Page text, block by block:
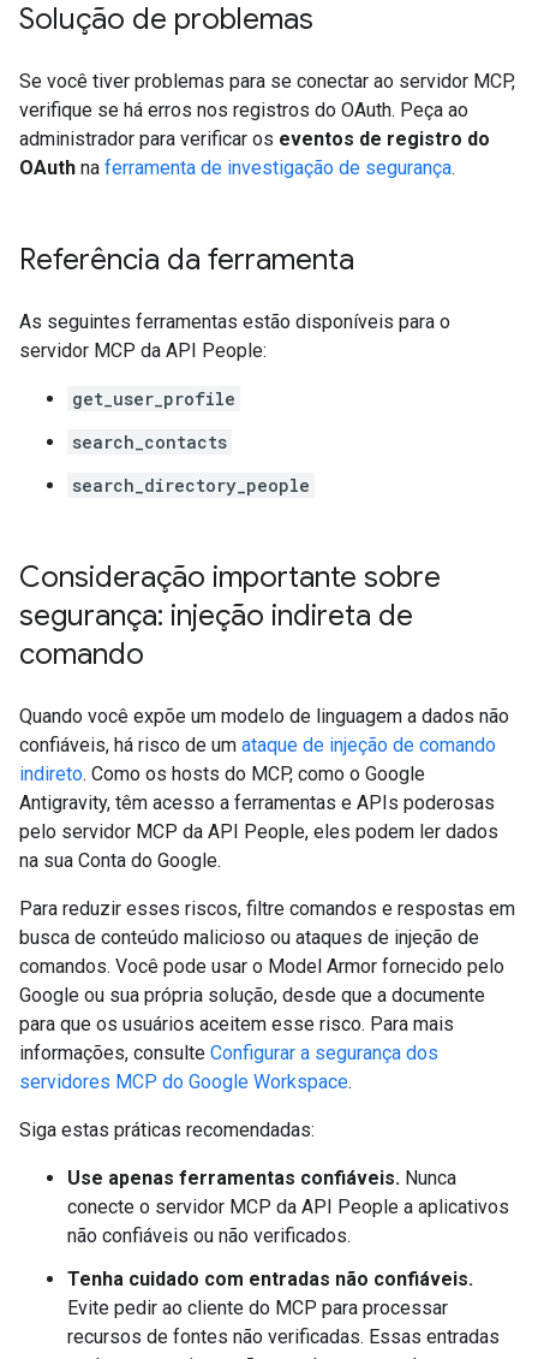
Solução de problemas
Se você tiver problemas para se conectar ao servidor MCP,
verifique se há erros nos registros do OAuth. Peça ao
administrador para verificar os eventos de registro do
OAuth na ferramenta de investigação de segurança.
Referência da ferramenta
As seguintes ferramentas estão disponíveis para o
servidor MCP da API People:
get_user_profile
search_contacts
search_directory_people
Consideração importante sobre
segurança: injeção indireta de
comando
Quando você expõe um modelo de linguagem a dados não
confiáveis, há risco de um ataque de injeção de comando
indireto. Como os hosts do MCP, como o Google
Antigravity, têm acesso a ferramentas e APIs poderosas
pelo servidor MCP da API People, eles podem ler dados
na sua Conta do Google.
Para reduzir esses riscos, filtre comandos e respostas em
busca de conteúdo malicioso ou ataques de injeção de
comandos. Você pode usar o Model Armor fornecido pelo
Google ou sua própria solução, desde que a documente
para que os usuários aceitem esse risco. Para mais
informações, consulte Configurar a segurança dos
servidores MCP do Google Workspace.
Siga estas práticas recomendadas:
Use apenas ferramentas confiáveis. Nunca
conecte o servidor MCP da API People a aplicativos
não confiáveis ou não verificados.
Tenha cuidado com entradas não confiáveis.
Evite pedir ao cliente do MCP para processar
recursos de fontes não verificadas. Essas entradas